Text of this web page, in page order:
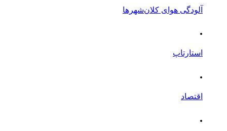
آلودگی هوای کلان‌شهرها
.
استارتاپ
.
اقتصاد
.